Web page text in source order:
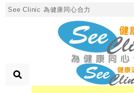
See Clinic 為健康同心合力
診
所